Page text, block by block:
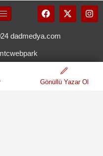
dadmedya.com
Gönüllü Yazar Ol